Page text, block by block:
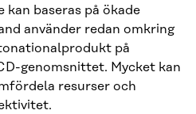
baseras på ökade
använder redan omkring
på
genomsnittet. Mycket kan
resurser och